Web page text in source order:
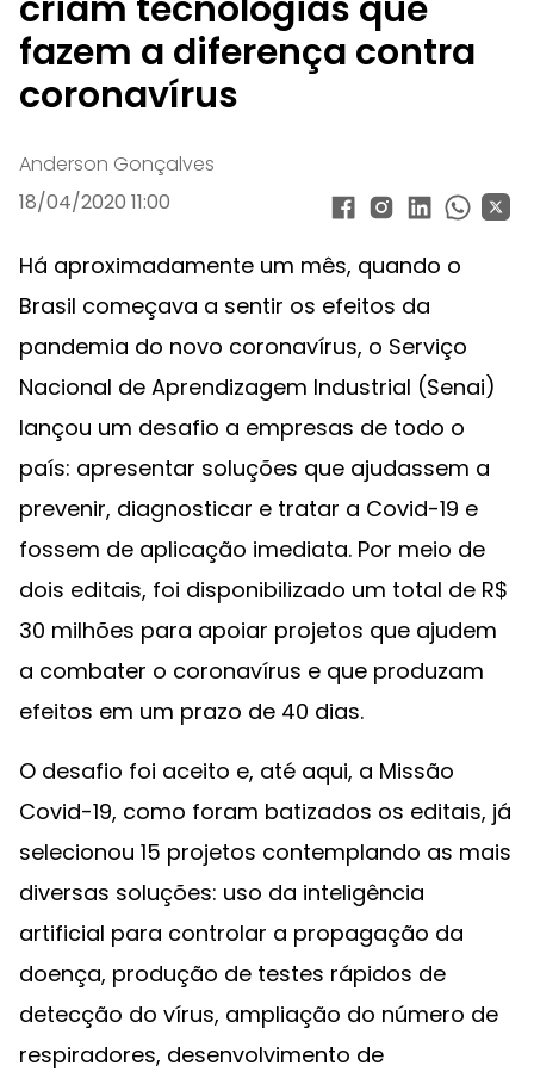
fazem a diferença contra
coronavírus
Anderson Gonçalves
18/04/2020 11:00
Há aproximadamente um mês, quando o
Brasil começava a sentir os efeitos da
pandemia do novo coronavírus, o Serviço
Nacional de Aprendizagem Industrial (Senai)
lançou um desafio a empresas de todo o
país: apresentar soluções que ajudassem a
prevenir, diagnosticar e tratar a Covid-19 e
fossem de aplicação imediata. Por meio de
dois editais, foi disponibilizado um total de R$
30 milhões para apoiar projetos que ajudem
a combater o coronavírus e que produzam
efeitos em um prazo de 40 dias.
O desafio foi aceito e, até aqui, a Missão
Covid-19, como foram batizados os editais, já
selecionou 15 projetos contemplando as mais
diversas soluções: uso da inteligência
artificial para controlar a propagação da
doença, produção de testes rápidos de
detecção do vírus, ampliação do número de
respiradores, desenvolvimento de